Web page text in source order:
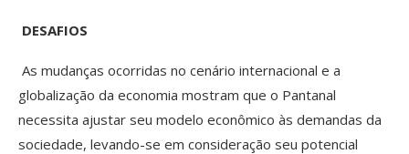
DESAFIOS
As mudanças ocorridas no cenário internacional e a
globalização da economia mostram que o Pantanal
necessita ajustar seu modelo econômico às demandas da
sociedade, levando-se em consideração seu potencial